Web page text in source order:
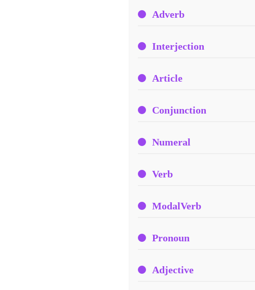
Adverb
Interjection
Article
Conjunction
Numeral
Verb
ModalVerb
Pronoun
Adjective